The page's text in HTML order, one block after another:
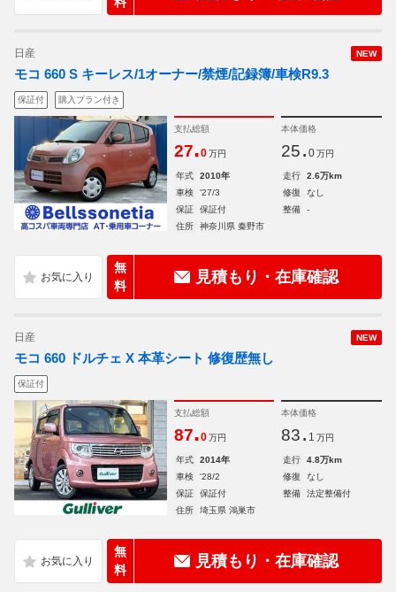
NEW
日産
モコ 660 S キーレス/1オーナー/禁煙/記録簿/車検R9.3
保証付 購入プラン付き
支払総額
27.0 万円
本体価格
25. 0 万円
年式 2010年 走行
2.6万km
車検
'27/3 修復
なし
保証
保証付 整備
-
住所
神奈川県 秦野市
無
料
見積もり・在庫確認
NEW
日産
モコ 660 ドルチェ X 本革シート 修復歴無し
保証付
支払総額
87.0 万円
本体価格
83. 1 万円
年式 2014年 走行
4.8万km
車検
'28/2 修復
なし
保証
保証付 整備
法定整備付
住所
埼玉県 鴻巣市
無
料
見積もり・在庫確認